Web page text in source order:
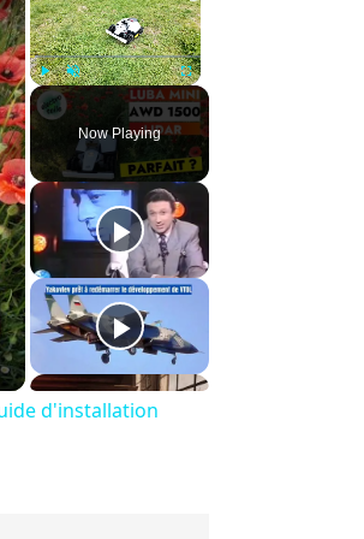
Play Fullscreen
Now Playing
d'installation